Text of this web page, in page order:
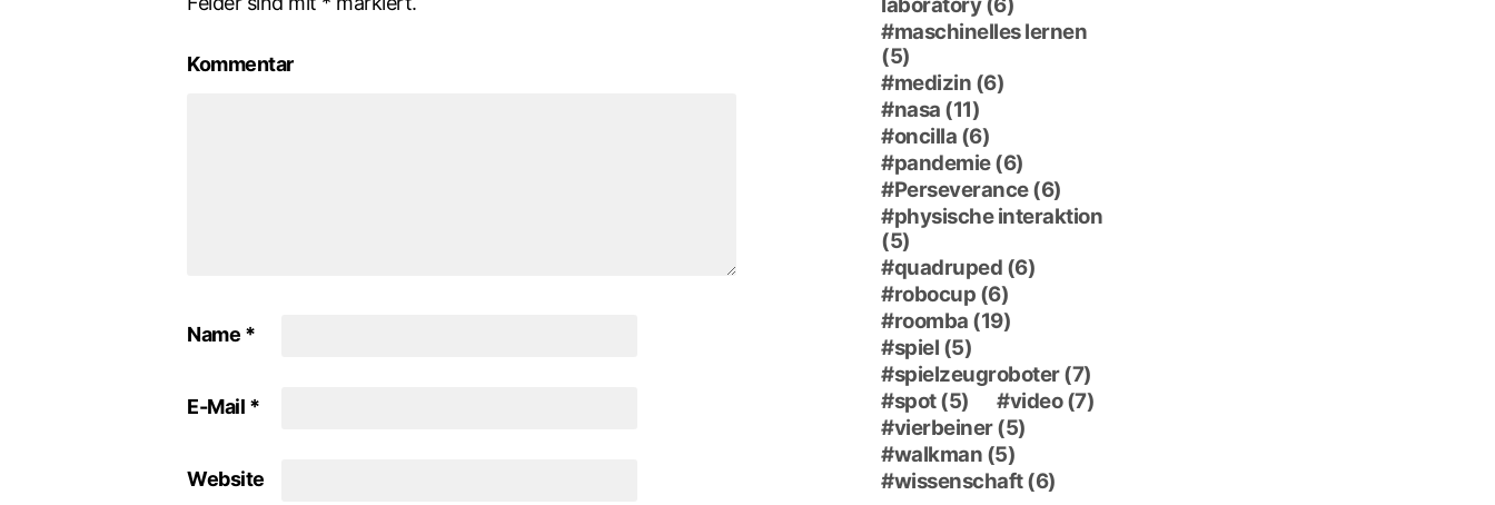
Kommentar
Name *
E-Mail *
Website
maschinelles lernen
(5)
medizin (6)
nasa (11)
oncilla (6)
pandemie(6)
Perseverance(6)
physische interaktion
(5)
quadruped (6)
robocup (6)
roomba (19)
spiel (5)
spielzeugroboter(7)
spot(5) video(7)
vierbeiner(5)
walkman (5)
wissenschaft(6)